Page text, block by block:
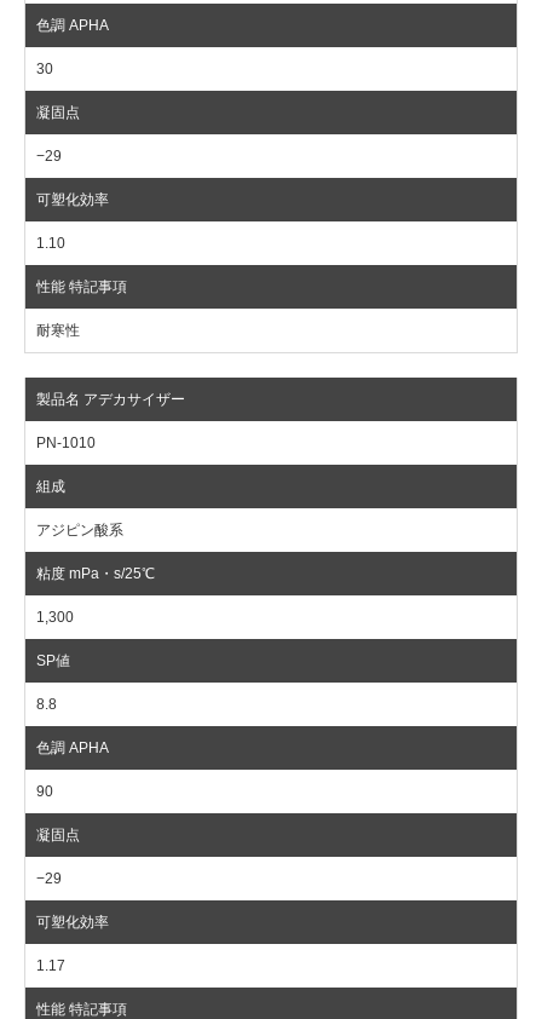
30
−29
1.10
耐寒性
PN-1010
アジピン酸系
1,300
8.8
90
−29
1.17